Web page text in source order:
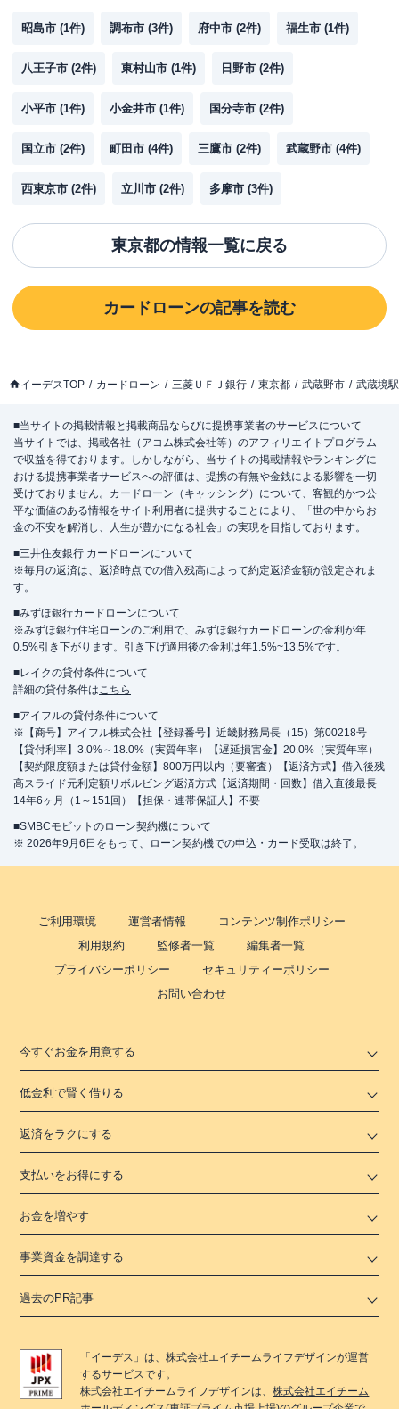
昭島市 (1件) 調布市 (3件) 府中市 (2件) 福生市 (1件)
八王子市 (2件) 東村山市 (1件) 日野市 (2件)
小平市 (1件) 小金井市 (1件) 国分寺市 (2件)
国立市 (2件) 町田市 (4件) 三鷹市 (2件) 武蔵野市 (4件)
西東京市 (2件) 立川市 (2件) 多摩市 (3件)
東京都の情報一覧に戻る
カードローンの記事を読む
イーデスTOP カードローン 三菱ＵＦＪ銀行 東京都 武蔵野市 武蔵境
■当サイトの掲載情報と掲載商品ならびに提携事業者のサービスについて
当サイトでは、掲載各社（アコム株式会社等）のアフィリエイトプログラム
で収益を得ております。しかしながら、当サイトの掲載情報やランキングに
おける提携事業者サービスへの評価は、提携の有無や金銭による影響を一切
受けておりません。カードローン（キャッシング）について、客観的かつ公
平な価値のある情報をサイト利用者に提供することにより、「世の中からお
金の不安を解消し、人生が豊かになる社会」の実現を目指しております。
■三井住友銀行 カードローンについて
※毎月の返済は、返済時点での借入残高によって約定返済金額が設定されま
す。
■みずほ銀行カードローンについて
※みずほ銀行住宅ローンのご利用で、みずほ銀行カードローンの金利が年
0.5%引き下がります。引き下げ適用後の金利は年1.5%~13.5%です。
■レイクの貸付条件について
詳細の貸付条件はこちら
■アイフルの貸付条件について
※【商号】アイフル株式会社【登録番号】近畿財務局長（15）第00218号
【貸付利率】3.0%～18.0%（実質年率）【遅延損害金】20.0%（実質年率）
【契約限度額または貸付金額】800万円以内（要審査）【返済方式】借入後残
高スライド元利定額リボルビング返済方式【返済期間・回数】借入直後最長
14年6ヶ月（1～151回）【担保・連帯保証人】不要
■SMBCモビットのローン契約機について
※ 2026年9月6日をもって、ローン契約機での申込・カード受取は終了。
ご利用環境 運営者情報
コンテンツ制作ポリシー
利用規約
監修者一覧
編集者一覧
プライバシーポリシー
セキュリティーポリシー
お問い合わせ
今すぐお金を用意する
低金利で賢く借りる
返済をラクにする
支払いをお得にする
お金を増やす
事業資金を調達する
過去のPR記事
「 イーデス 」は、株式会社エイチームライフデザインが運営
するサービスです。
株式会社エイチームライフデザインは、株式会社エイチーム